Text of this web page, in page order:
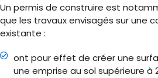
Un permis de construire est
que les travaux envisagés sur une
existante :
ont pour effet de créer une
une emprise au sol supérieure à